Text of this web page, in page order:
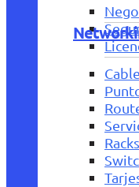
Racks